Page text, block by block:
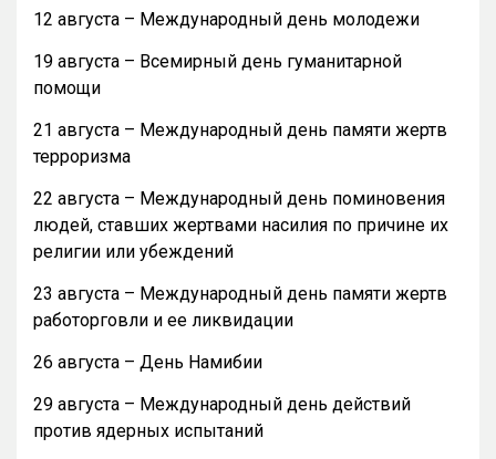
12 августа – Международный день молодежи
19 августа – Всемирный день гуманитарной
помощи
21 августа – Международный день памяти жертв
терроризма
22 августа – Международный день поминовения
людей, ставших жертвами насилия по причине их
религии или убеждений
23 августа – Международный день памяти жертв
работорговли и ее ликвидации
26 августа – День Намибии
29 августа – Международный день действий
против ядерных испытаний